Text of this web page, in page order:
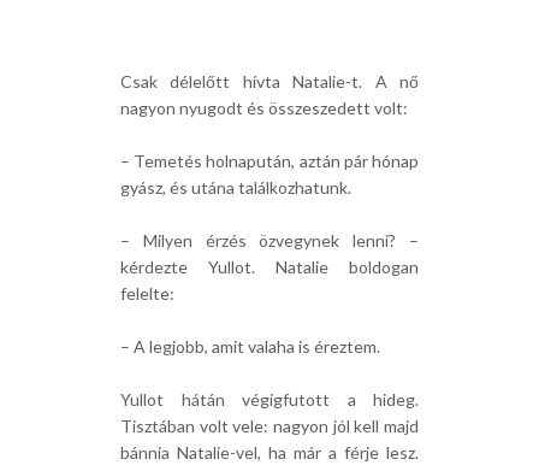
Csak délelőtt hívta Natalie-t. A nő
nagyon nyugodt és összeszedett volt:
– Temetés holnapután, aztán pár hónap
gyász, és utána találkozhatunk.
– Milyen érzés özvegynek lenni? –
kérdezte Yullot. Natalie boldogan
felelte:
– A legjobb, amit valaha is éreztem.
Yullot hátán végigfutott a hideg.
Tisztában volt vele: nagyon jól kell majd
bánnia Natalie-vel, ha már a férje lesz.